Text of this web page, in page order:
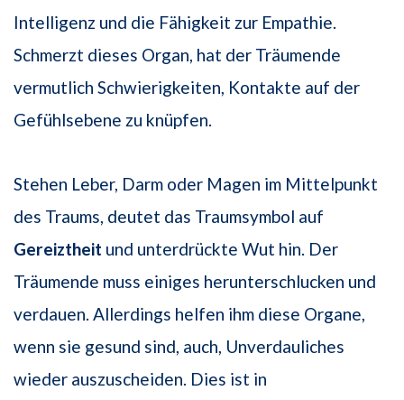
Intelligenz und die Fähigkeit zur Empathie.
Schmerzt dieses Organ, hat der Träumende
vermutlich Schwierigkeiten, Kontakte auf der
Gefühlsebene zu knüpfen.
Stehen Leber, Darm oder Magen im Mittelpunkt
des Traums, deutet das Traumsymbol auf
Gereiztheit und unterdrückte Wut hin. Der
Träumende muss einiges herunterschlucken und
verdauen. Allerdings helfen ihm diese Organe,
wenn sie gesund sind, auch, Unverdauliches
wieder auszuscheiden. Dies ist in